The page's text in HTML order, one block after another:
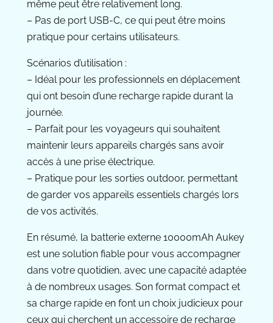
même peut être relativement long.
– Pas de port USB-C, ce qui peut être moins
pratique pour certains utilisateurs.
Scénarios d’utilisation :
– Idéal pour les professionnels en déplacement
qui ont besoin d’une recharge rapide durant la
journée.
– Parfait pour les voyageurs qui souhaitent
maintenir leurs appareils chargés sans avoir
accès à une prise électrique.
– Pratique pour les sorties outdoor, permettant
de garder vos appareils essentiels chargés lors
de vos activités.
En résumé, la batterie externe 10000mAh Aukey
est une solution fiable pour vous accompagner
dans votre quotidien, avec une capacité adaptée
à de nombreux usages. Son format compact et
sa charge rapide en font un choix judicieux pour
ceux qui cherchent un accessoire de recharge